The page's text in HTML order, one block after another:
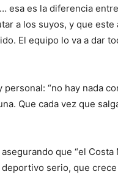
esa es la diferencia
a los suyos, y que este
El equipo lo va a dar
“no hay nada
Que cada vez que
que “el
serio, que